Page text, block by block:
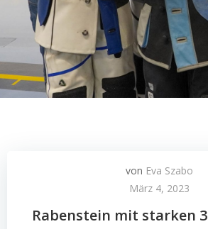
von Eva Szabo
März 4, 2023
Rabenstein mit starken